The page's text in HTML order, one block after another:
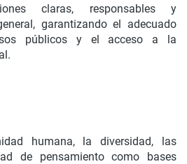
claras, responsables y
garantizando el adecuado
públicos y el acceso a la
humana, la diversidad, las
de pensamiento como bases